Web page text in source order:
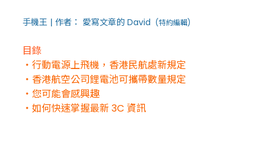
手機王 | 作者： 愛寫文章的 David (特約編輯)
目錄
・行動電源上飛機，香港民航處新規定
・香港航空公司鋰電池可攜帶數量規定
・您可能會感興趣
・如何快速掌握最新 3C 資訊